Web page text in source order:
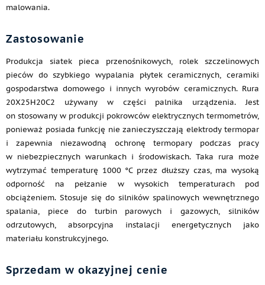
malowania.
Zastosowanie
Produkcja siatek pieca przenośnikowych, rolek szczelinowych
pieców do szybkiego wypalania płytek ceramicznych, ceramiki
gospodarstwa domowego i innych wyrobów ceramicznych. Rura
20Х25Н20С2 używany w części palnika urządzenia. Jest
on stosowany w produkcji pokrowców elektrycznych termometrów,
ponieważ posiada funkcję nie zanieczyszczają elektrody termopar
i zapewnia niezawodną ochronę termopary podczas pracy
w niebezpiecznych warunkach i środowiskach. Taka rura może
wytrzymać temperaturę 1000 °C przez dłuższy czas, ma wysoką
odporność na pełzanie w wysokich temperaturach pod
obciążeniem. Stosuje się do silników spalinowych wewnętrznego
spalania, piece do turbin parowych i gazowych, silników
odrzutowych, absorpcyjna instalacji energetycznych jako
materiału konstrukcyjnego.
Sprzedam w okazyjnej cenie